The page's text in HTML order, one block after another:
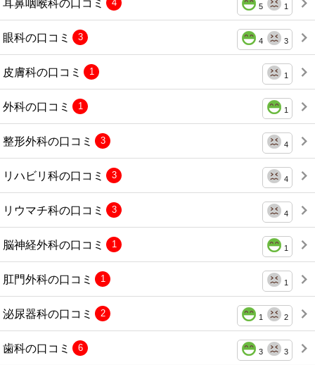
5 1
4
眼科の口コミ 4 3
3
皮膚科の口コミ 1
1
外科の口コミ 1
1
整形外科の口コミ 4
3
リハビリ科の口コミ 4
3
リウマチ科の口コミ 4
3
脳神経外科の口コミ 1
1
肛門外科の口コミ 1
1
泌尿器科の口コミ 1 2
2
歯科の口コミ 3 3
6